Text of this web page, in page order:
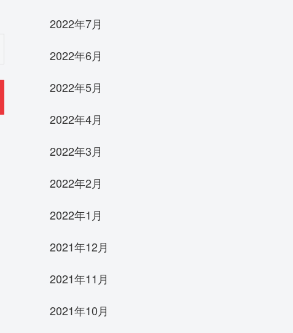
2022年7月
2022年6月
2022年5月
2022年4月
2022年3月
2022年2月
2022年1月
2021年12月
2021年11月
2021年10月